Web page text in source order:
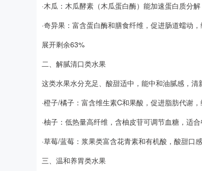
·木瓜：木瓜酵素（木瓜蛋白酶）能加速蛋白质分
·奇异果：富含蛋白酶和膳食纤维，促进肠道蠕动
展开剩余63%
二、解腻清口类水果
这类水果水分充足、酸甜适中，能中和油腻感，清
·橙子/橘子：富含维生素C和果酸，促进脂肪代谢
·柚子：低热量高纤维，含柚皮苷可调节血糖，适
·草莓/蓝莓：浆果类富含花青素和有机酸，酸甜口
三、温和养胃类水果